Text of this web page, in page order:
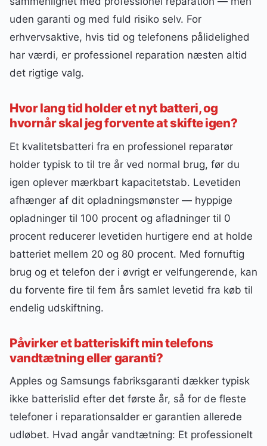
uden garanti og med fuld risiko selv. For
erhvervsaktive, hvis tid og telefonens pålidelighed
har værdi, er professionel reparation næsten altid
det rigtige valg.
Hvor lang tid holder et nyt batteri, og
hvornår skal jeg forvente at skifte igen?
Et kvalitetsbatteri fra en professionel reparatør
holder typisk to til tre år ved normal brug, før du
igen oplever mærkbart kapacitetstab. Levetiden
afhænger af dit opladningsmønster — hyppige
opladninger til 100 procent og afladninger til 0
procent reducerer levetiden hurtigere end at holde
batteriet mellem 20 og 80 procent. Med fornuftig
brug og et telefon der i øvrigt er velfungerende, kan
du forvente fire til fem års samlet levetid fra køb til
endelig udskiftning.
Påvirker et batteriskift min telefons
vandtætning eller garanti?
Apples og Samsungs fabriksgaranti dækker typisk
ikke batterislid efter det første år, så for de fleste
telefoner i reparationsalder er garantien allerede
udløbet. Hvad angår vandtætning: Et professionelt